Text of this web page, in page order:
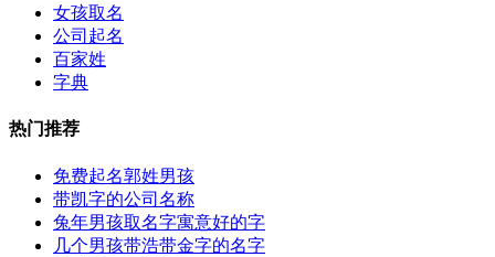
女孩取名
公司起名
百家姓
字典
热门推荐
免费起名郭姓男孩
带凯字的公司名称
兔年男孩取名字寓意好的字
几个男孩带浩带金字的名字